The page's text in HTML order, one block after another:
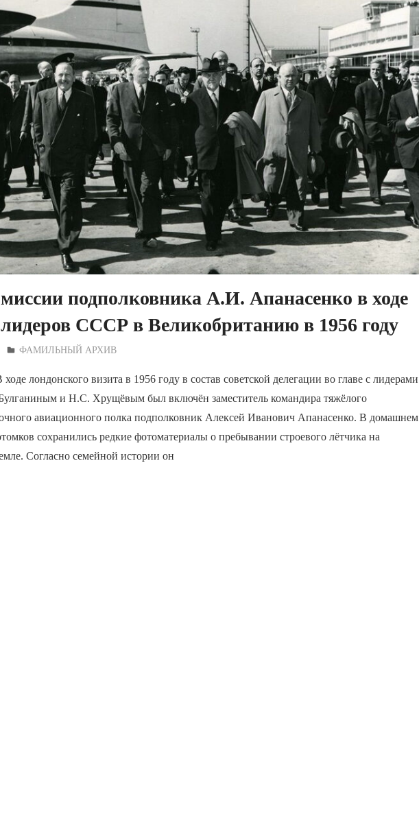
подполковника А.И. Апанасенко в ходе
СССР в Великобританию в 1956 году
Дежурный по Редакции
ФАМИЛЬНЫЙ АРХИВ
лондонского визита в 1956 году в состав советской делегации во главе с лидерами
и Н.С. Хрущёвым был включён заместитель командира тяжёлого
авиационного полка подполковник Алексей Иванович Апанасенко. В домашнем
сохранились редкие фотоматериалы о пребывании строевого лётчика на
Согласно семейной истории он